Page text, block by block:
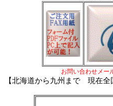
お問い合わせメー
【北海道から九州まで 現在